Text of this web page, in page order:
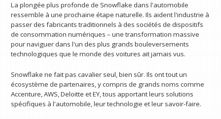
La plongée plus profonde de Snowflake dans l'automobile
ressemble à une prochaine étape naturelle. Ils aident l'industrie à
passer des fabricants traditionnels à des sociétés de dispositifs
de consommation numériques – une transformation massive
pour naviguer dans l'un des plus grands bouleversements
technologiques que le monde des voitures ait jamais vus.
Snowflake ne fait pas cavalier seul, bien sûr. Ils ont tout un
écosystème de partenaires, y compris de grands noms comme
Accenture, AWS, Deloitte et EY, tous apportant leurs solutions
spécifiques à l'automobile, leur technologie et leur savoir-faire.